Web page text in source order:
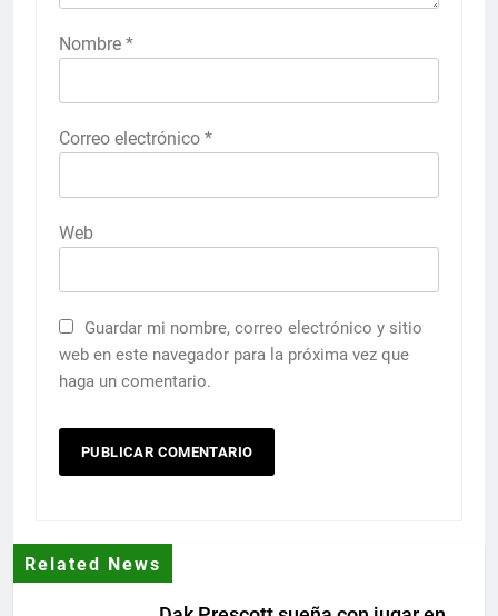
Nombre *
Correo electrónico *
Web
Guardar mi nombre, correo electrónico y sitio
web en este navegador para la próxima vez que
haga un comentario.
Related News